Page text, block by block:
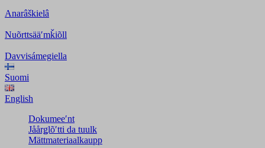
Anarâškielâ
Nuõrttsääʹmǩiõll
Davvisámegiella
Suomi
English
Dokumeeʹnt
Jåårǥlõʹtti da tuulk
Mättmateriaalkaupp